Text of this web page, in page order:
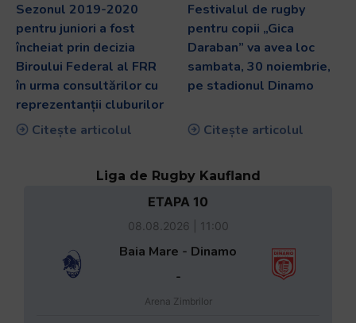
Sezonul 2019-2020
pentru juniori a fost
încheiat prin decizia
Biroului Federal al FRR
în urma consultărilor cu
reprezentanții cluburilor
Citește articolul
Festivalul de rugby
pentru copii „Gica
Daraban” va avea loc
sambata, 30 noiembrie,
pe stadionul Dinamo
Citește articolul
Liga de Rugby Kaufland
ETAPA 10
08.08.2026 | 11:00
Baia Mare - Dinamo
-
Arena Zimbrilor